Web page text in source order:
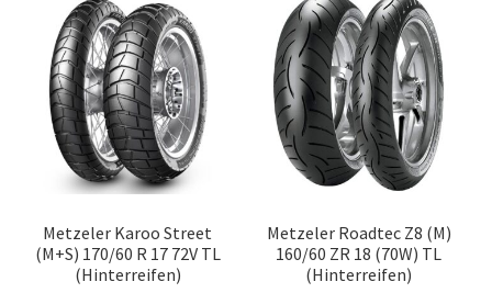
Metzeler Karoo Street
(M+S) 170/60 R 17 72V TL
(Hinterreifen)
Metzeler Roadtec Z8 (M)
160/60 ZR 18 (70W) TL
(Hinterreifen)